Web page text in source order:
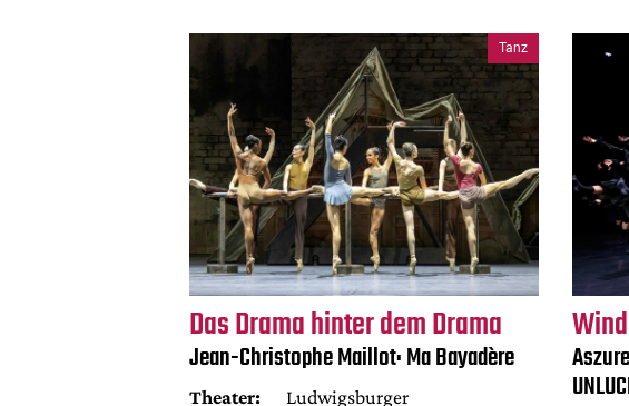
Tanz
Das Drama hinter dem Drama
Jean-Christophe Maillot: Ma Bayadère
Theater: Ludwigsburger